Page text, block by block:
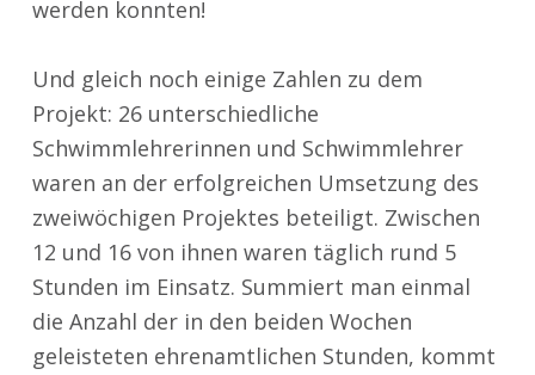
werden konnten!
Und gleich noch einige Zahlen zu dem
Projekt: 26 unterschiedliche
Schwimmlehrerinnen und Schwimmlehrer
waren an der erfolgreichen Umsetzung des
zweiwöchigen Projektes beteiligt. Zwischen
12 und 16 von ihnen waren täglich rund 5
Stunden im Einsatz. Summiert man einmal
die Anzahl der in den beiden Wochen
geleisteten ehrenamtlichen Stunden, kommt